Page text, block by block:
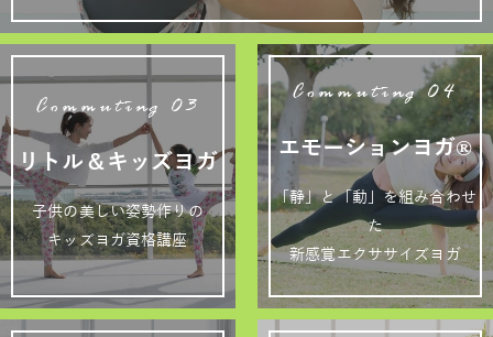
Commuting 03
リトル＆キッズヨガ
子供の美しい姿勢作りの
キッズヨガ資格講座
Commuting 04
エモーションヨガ®
「静」と「動」を組み合わせ
た
新感覚エクササイズヨガ